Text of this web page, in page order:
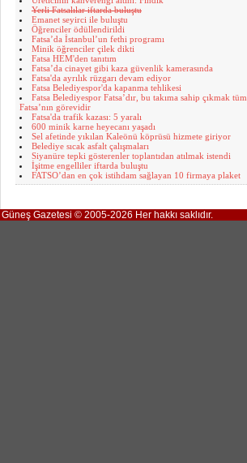
Yerli Fatsalılar iftarda buluştu
Emanet seyirci ile buluştu
Öğrenciler ödüllendirildi
Fatsa’da İstanbul’un fethi programı
Minik öğrenciler çilek dikti
Fatsa HEM'den tanıtım
Fatsa’da cinayet gibi kaza güvenlik kamerasında
Fatsa'da ayrılık rüzgarı devam ediyor
Fatsa Belediyespor'da kapanma tehlikesi
Fatsa Belediyespor Fatsa’dır, bu takıma sahip çıkmak tüm
Fatsa’nın görevidir
Fatsa'da trafik kazası: 5 yaralı
600 minik karne heyecanı yaşadı
Sel afetinde yıkılan Kaleönü köprüsü hizmete giriyor
Belediye sıcak asfalt çalışmaları
Siyanüre tepki gösterenler toplantıdan atılmak istendi
İşitme engelliler iftarda buluştu
FATSO’dan en çok istihdam sağlayan 10 firmaya plaket
Güneş Gazetesi © 2005-2026 Her hakkı saklıdır.